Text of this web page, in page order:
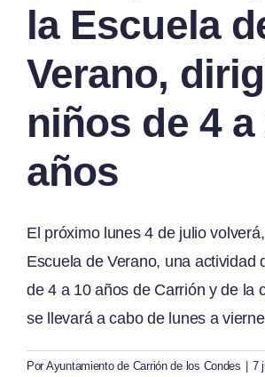
la Escuela
Verano,
niños de 4 a
años
El próximo lunes 4 de julio
Escuela de Verano, una actividad
de 4 a 10 años de Carrión y de la
se llevará a cabo de lunes a
Por Ayuntamiento de Carrión de los Condes | 7